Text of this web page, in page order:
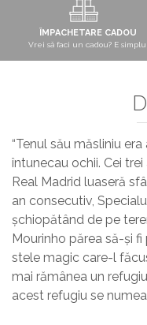
ÎMPACHETARE CADOU
Vrei să faci un cadou? E simplu!
“Tenul său măsliniu
întunecau ochii. Cei
Real Madrid luaseră
an consecutiv,
șchiopătând de pe
Mourinho părea să-și
stele magic care-l
mai rămânea un
acest refugiu se